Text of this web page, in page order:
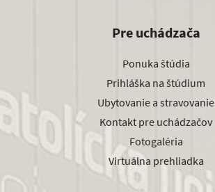
Pre uchádzača
Ponuka štúdia
Prihláška na štúdium
Ubytovanie a stravovanie
Kontakt pre uchádzačov
Fotogaléria
Virtuálna prehliadka